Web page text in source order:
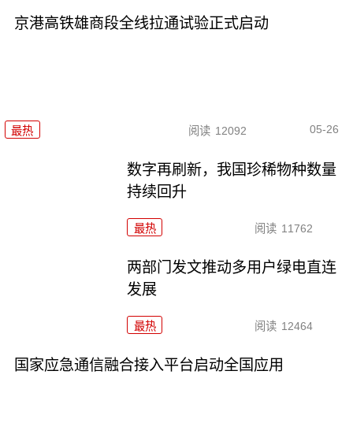
京港高铁雄商段全线拉通试验正式启动
最热 阅读 12092 05-26
数字再刷新，我国珍稀物种数量
持续回升
最热 阅读 11762
两部门发文推动多用户绿电直连
发展
最热 阅读 12464
国家应急通信融合接入平台启动全国应用